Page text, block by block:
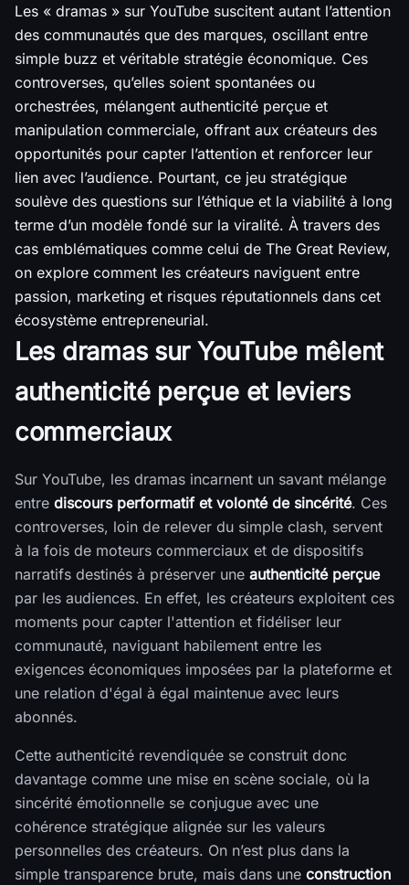
Les « dramas » sur YouTube suscitent autant l’attention
des communautés que des marques, oscillant entre
simple buzz et véritable stratégie économique. Ces
controverses, qu’elles soient spontanées ou
orchestrées, mélangent authenticité perçue et
manipulation commerciale, offrant aux créateurs des
opportunités pour capter l’attention et renforcer leur
lien avec l’audience. Pourtant, ce jeu stratégique
soulève des questions sur l’éthique et la viabilité à long
terme d’un modèle fondé sur la viralité. À travers des
cas emblématiques comme celui de The Great Review,
on explore comment les créateurs naviguent entre
passion, marketing et risques réputationnels dans cet
écosystème entrepreneurial.
Les dramas sur YouTube mêlent
authenticité perçue et leviers
commerciaux
Sur YouTube, les dramas incarnent un savant mélange
entre discours performatif et volonté de sincérité. Ces
controverses, loin de relever du simple clash, servent
à la fois de moteurs commerciaux et de dispositifs
narratifs destinés à préserver une authenticité perçue
par les audiences. En effet, les créateurs exploitent ces
moments pour capter l'attention et fidéliser leur
communauté, naviguant habilement entre les
exigences économiques imposées par la plateforme et
une relation d'égal à égal maintenue avec leurs
abonnés.
Cette authenticité revendiquée se construit donc
davantage comme une mise en scène sociale, où la
sincérité émotionnelle se conjugue avec une
cohérence stratégique alignée sur les valeurs
personnelles des créateurs. On n’est plus dans la
simple transparence brute, mais dans une construction